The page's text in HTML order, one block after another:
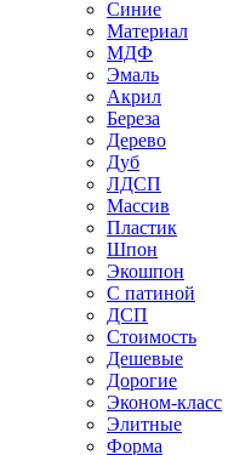
Синие
Материал
МДФ
Эмаль
Акрил
Береза
Дерево
Дуб
ЛДСП
Массив
Пластик
Шпон
Экошпон
С патиной
ДСП
Стоимость
Дешевые
Дорогие
Эконом-класс
Элитные
Форма